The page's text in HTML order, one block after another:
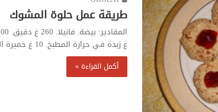
طريقة عمل حلوة المشوك
غ زبدة في حرارة المطبخ. 10 غ خميرة الحلوى…
أكمل القراءة »